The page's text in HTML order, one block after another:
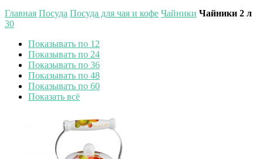
Главная Посуда Посуда для чая и кофе Чайники Чайники 2 л
30
Показывать по 12
Показывать по 24
Показывать по 36
Показывать по 48
Показывать по 60
Показать всё